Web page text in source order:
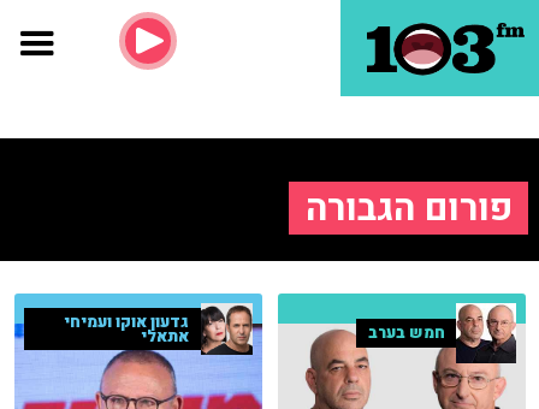
פורום הגבורה
חמש בערב גדעון אוקו ועמיחי
אתאלי